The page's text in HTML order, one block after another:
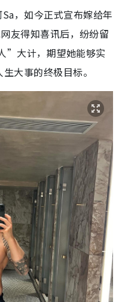
，如今正式宣布嫁给年
友得知喜讯后，纷纷留
”大计，期望她能够实
大事的终极目标。